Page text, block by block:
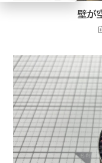
壁が